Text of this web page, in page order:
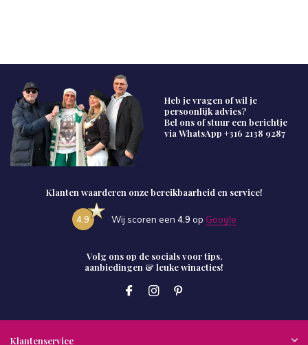
Heb je vragen of wil je
persoonlijk advies?
Bel ons of stuur een berichtje
via WhatsApp +316 2138 9287
Klanten waarderen onze bereikbaarheid en service!
4.9 Wij scoren een 4.9 op Google
Volg ons op de socials voor tips,
aanbiedingen & leuke winacties!
Klantenservice